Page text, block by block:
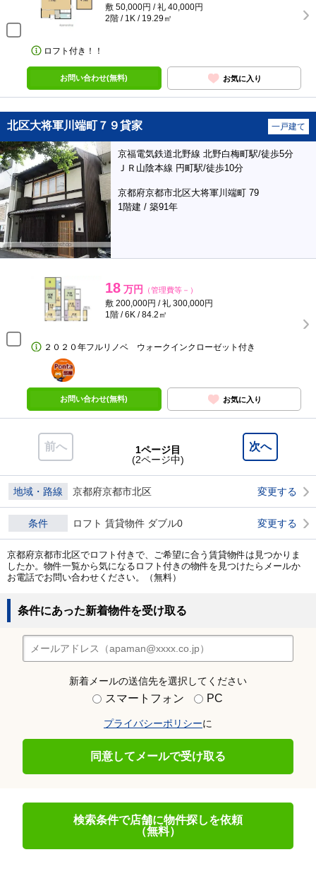
敷 50,000円 / 礼 40,000円
2階 / 1K / 19.29㎡
ロフト付き！！
お問い合わせ(無料) お気に入り
北区大将軍川端町７９貸家 一戸建て
京福電気鉄道北野線 北野白梅町駅/徒歩5分
ＪＲ山陰本線 円町駅/徒歩10分
京都府京都市北区大将軍川端町 79
1階建 / 築91年
18 万円 （管理費等－）
敷 200,000円 / 礼 300,000円
1階 / 6K / 84.2㎡
２０２０年フルリノベ ウォークインクローゼット付き
ポンタ
部屋
お問い合わせ(無料) お気に入り
前へ 次へ
1ページ目
(2ページ中)
地域・路線 京都府京都市北区 変更する
条件 ロフト 賃貸物件 ダブル0 変更する
京都府京都市北区でロフト付きで、ご希望に合う賃貸物件は見つかりま
したか。物件一覧から気になるロフト付きの物件を見つけたらメールか
お電話でお問い合わせください。（無料）
条件にあった新着物件を受け取る
新着メールの送信先を選択してください
スマートフォン PC
プライバシーポリシーに
同意してメールで受け取る
検索条件で店舗に物件探しを依頼
（無料）